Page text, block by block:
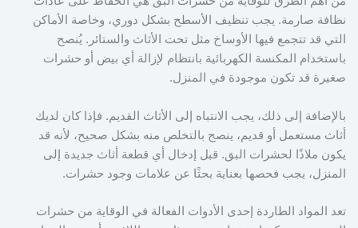
نظافة صارمة. يجب تنظيف الأسطح بشكل دوري، وخاصة الأماكن
التي قد تتجمع فيها الأوساخ مثل تحت الأثاث والستائر. يُنصح
باستخدام المكنسة الكهربائية بانتظام لإزالة أي بيض أو حشرات
صغيرة قد تكون موجودة في المنزل.
بالإضافة إلى ذلك، يجب الانتباه إلى الأثاث القديم. فإذا كان لديك
أثاث مستعمل أو قديم، ينصح بالتخلص منه بشكل صحيح، لأنه قد
يكون ملاذًا لحشرات البق. قبل إدخال أي قطعة أثاث جديدة إلى
المنزل، يجب فحصها بعناية بحثًا عن علامات وجود حشرات.
تعد المواد الطاردة إحدى الأدوات الفعالة في الوقاية من حشرات